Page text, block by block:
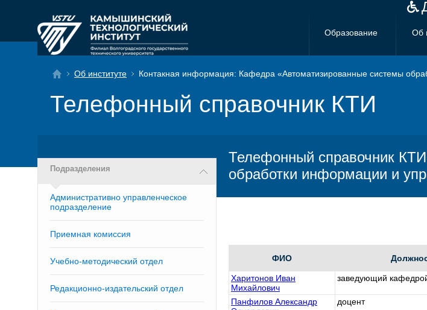
Образование Об
Об институте Контакная информация: Кафедра «Автоматизированные системы
Телефонный справочник КТИ
Подразделения
Административно управленческое
подразделение
Приемная комиссия
Учебно-методический отдел
Редакционно-издательский отдел
Телефонный справочник
обработки информации и
ФИО
Харитонов Иван
Михайлович
заведующий
Панфилов Александр
доцент